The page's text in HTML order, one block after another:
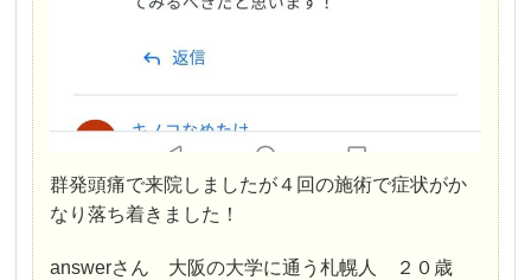
群発頭痛で来院しましたが４回の施術で症状がか
なり落ち着きました！
answerさん 大阪の大学に通う札幌人 ２０歳